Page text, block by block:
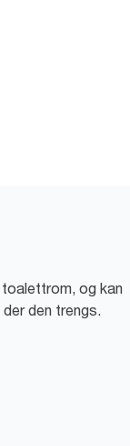
og kan
den trengs.